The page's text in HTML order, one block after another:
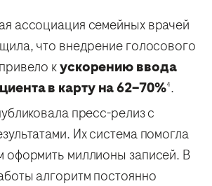
ассоциация семейных врачей
что внедрение голосового
кускорению ввода
в карту на 62–70%4.
пресс-релиз с
Их система помогла
оформить миллионы записей. В
алгоритм постоянно